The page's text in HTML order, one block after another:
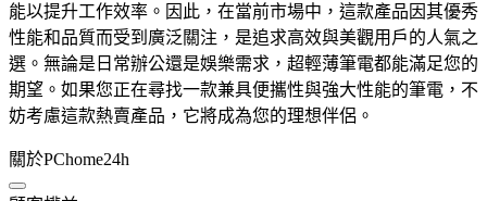
能以提升工作效率。因此，在當前市場中，這款產品因其優秀
性能和品質而受到廣泛關注，是追求高效與美觀用戶的人氣之
選。無論是日常辦公還是娛樂需求，超輕薄筆電都能滿足您的
期望。如果您正在尋找一款兼具便攜性與強大性能的筆電，不
妨考慮這款熱賣產品，它將成為您的理想伴侶。
關於PChome24h